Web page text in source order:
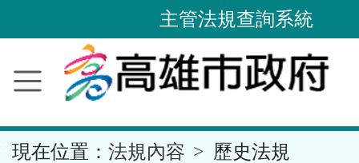
內
容
主管法規查詢系統
現在位置： 法規內容 歷史法規